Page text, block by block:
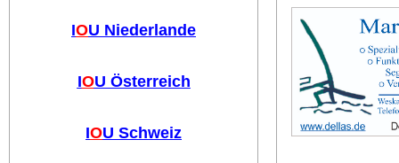
IOU Niederlande
IOU Österreich
IOU Schweiz